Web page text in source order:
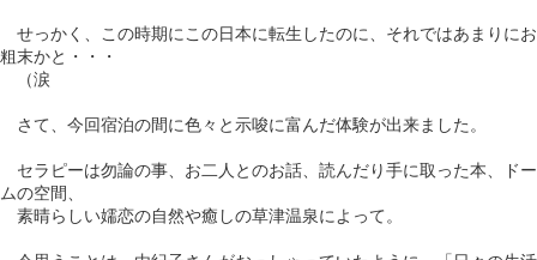
せっかく、この時期にこの日本に転生したのに、それではあまりにお
粗末かと・・・
（涙
さて、今回宿泊の間に色々と示唆に富んだ体験が出来ました。
セラピーは勿論の事、お二人とのお話、読んだり手に取った本、ドー
ムの空間、
素晴らしい嬬恋の自然や癒しの草津温泉によって。